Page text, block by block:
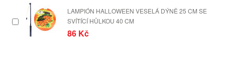
LAMPIÓN HALLOWEEN VESELÁ DÝNĚ 25 CM SE
SVÍTÍCÍ HŮLKOU 40 CM
86 Kč